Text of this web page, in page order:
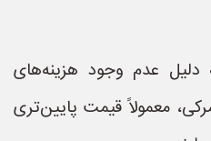
عدم وجود هزینه‌های
معمولاً قیمت پایین‌تری